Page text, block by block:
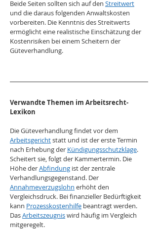
Beide Seiten sollten sich auf den Streitwert
und die daraus folgenden Anwaltskosten
vorbereiten. Die Kenntnis des Streitwerts
ermöglicht eine realistische Einschätzung der
Kostenrisiken bei einem Scheitern der
Güteverhandlung.
Verwandte Themen im Arbeitsrecht-
Lexikon
Die Güteverhandlung findet vor dem
Arbeitsgericht statt und ist der erste Termin
nach Erhebung der Kündigungsschutzklage.
Scheitert sie, folgt der Kammertermin. Die
Höhe der Abfindung ist der zentrale
Verhandlungsgegenstand. Der
Annahmeverzugslohn erhöht den
Vergleichsdruck. Bei finanzieller Bedürftigkeit
kann Prozesskostenhilfe beantragt werden.
Das Arbeitszeugnis wird häufig im Vergleich
mitgeregelt.